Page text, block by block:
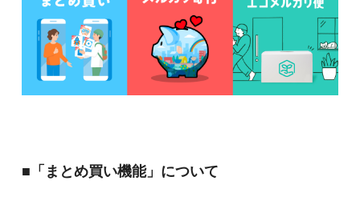
■「まとめ買い機能」について